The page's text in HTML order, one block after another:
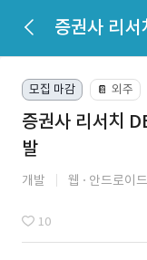
모집 마감 📔 외주
증권사 리서치
발
개발 웹 안드로이드
10